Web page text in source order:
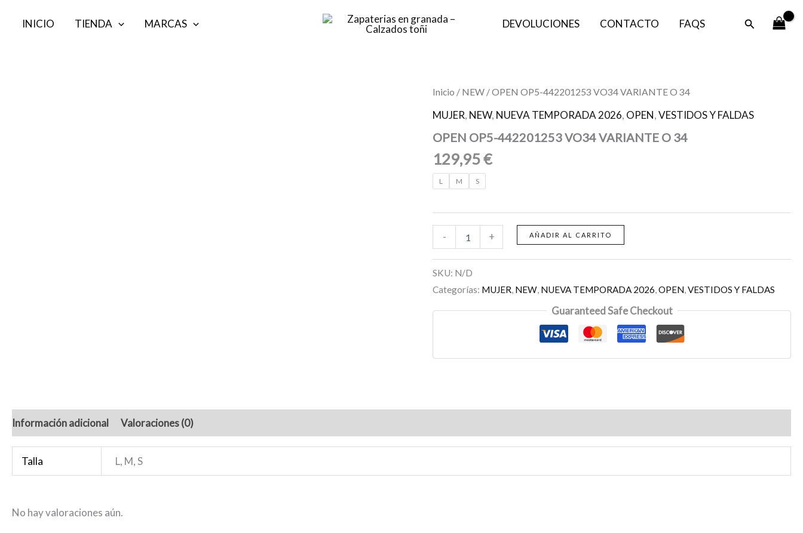
INICIO TIENDA MARCAS DEVOLUCIONES CONTACTO FAQS Buscar
Inicio / NEW / OPEN OP5-442201253 VO34 VARIANTE O 34
MUJER, NEW, NUEVA TEMPORADA 2026, OPEN,VESTIDOS Y FALDAS
OPEN OP5-442201253 VO34 VARIANTE O 34
129,95€
L M S
-
OPEN
442201253
VARIANTE
34
cantidad
+ AÑADIR AL CARRITO
SKU: N/D
Categorías: MUJER, NEW, NUEVA TEMPORADA 2026,OPEN,VESTIDOS Y FALDAS
Guaranteed Safe Checkout
Información adicional Valoraciones (0)
Talla L, M, S
No hay valoraciones aún.